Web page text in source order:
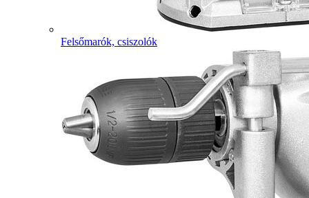
Felsőmarók, csiszolók